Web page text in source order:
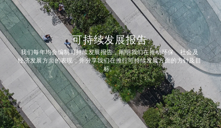
可持续发展报告
我们每年均会编制可持续发展报告，阐明我们在推动环保、社会及
经济发展方面的表现，并分享我们在推行可持续发展方面的方针及目
标。